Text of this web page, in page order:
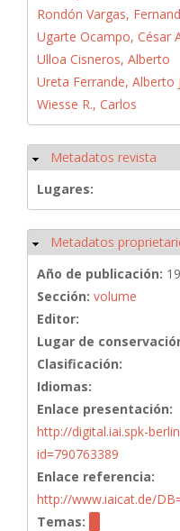
Rondón Vargas,
Ugarte Ocampo, César
Ulloa Cisneros, Alberto
Ureta Ferrande, Alberto
Wiesse R., Carlos
Ocultar
Metadatos revista
Lugares:
Ocultar
Metadatos
Año de publicación:
Sección: volume
Editor:
Lugar de
Clasificación:
Idiomas:
Enlace presentación:
http://digital.iai.spk-
id=790763389
Enlace referencia:
http://www.iaicat.de/
Temas: